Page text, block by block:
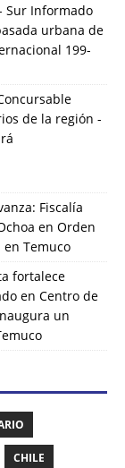
Sur Informado
urbana de
199-
de la región -
Fiscalía
en Orden
Temuco
fortalece
en Centro de
un
CHILE